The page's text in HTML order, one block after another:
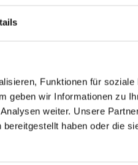
Funktionen für
geben wir Informationen zu
weiter. Unsere
haben oder die